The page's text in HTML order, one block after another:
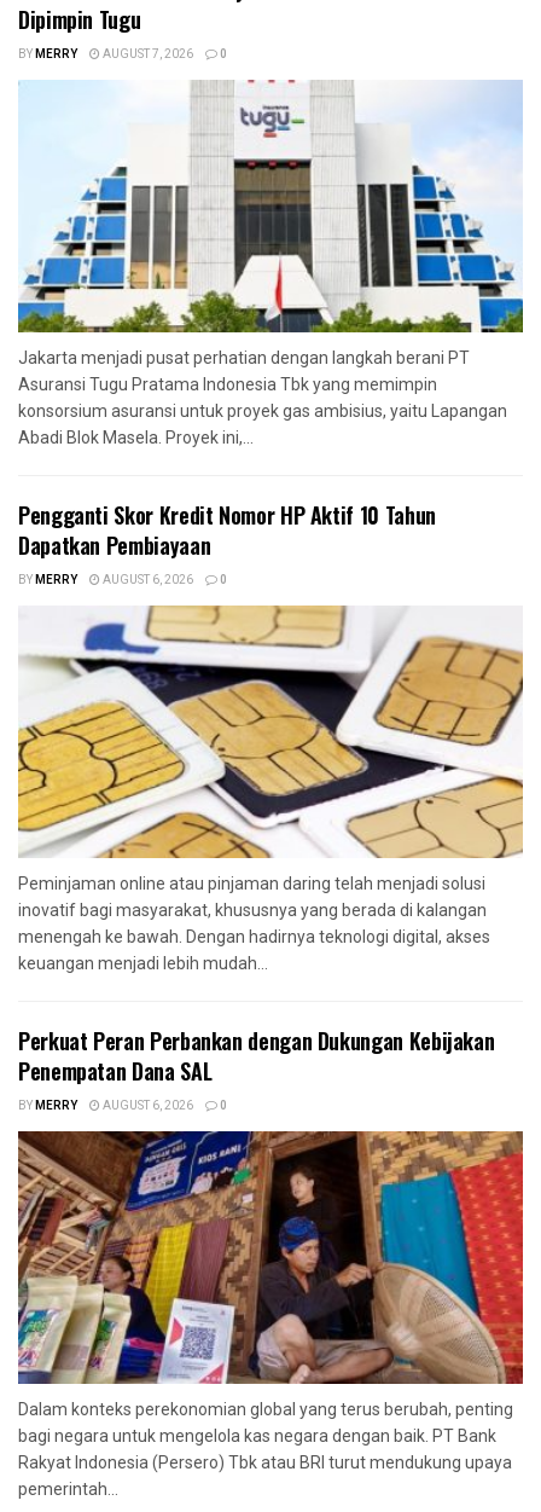
Dipimpin Tugu
BYMERRY AUGUST 7, 2026 0
Jakarta menjadi pusat perhatian dengan langkah berani PT
Asuransi Tugu Pratama Indonesia Tbk yang memimpin
konsorsium asuransi untuk proyek gas ambisius, yaitu Lapangan
Abadi Blok Masela. Proyek ini,...
Pengganti Skor Kredit Nomor HP Aktif 10 Tahun
Dapatkan Pembiayaan
BYMERRY AUGUST 6, 2026 0
Peminjaman online atau pinjaman daring telah menjadi solusi
inovatif bagi masyarakat, khususnya yang berada di kalangan
menengah ke bawah. Dengan hadirnya teknologi digital, akses
keuangan menjadi lebih mudah...
Perkuat Peran Perbankan dengan Dukungan Kebijakan
Penempatan Dana SAL
BYMERRY AUGUST 6, 2026 0
Dalam konteks perekonomian global yang terus berubah, penting
bagi negara untuk mengelola kas negara dengan baik. PT Bank
Rakyat Indonesia (Persero) Tbk atau BRI turut mendukung upaya
pemerintah...